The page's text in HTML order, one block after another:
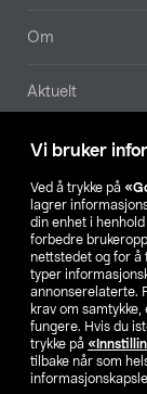
Vi bruker
Ved å trykke på
lagrer
din enhet i
forbedre
nettstedet og for å
typer
annonserelaterte.
krav om
fungere. Hvis du
trykke på
tilbake når som
Om
Aktuelt
Våre selskaper